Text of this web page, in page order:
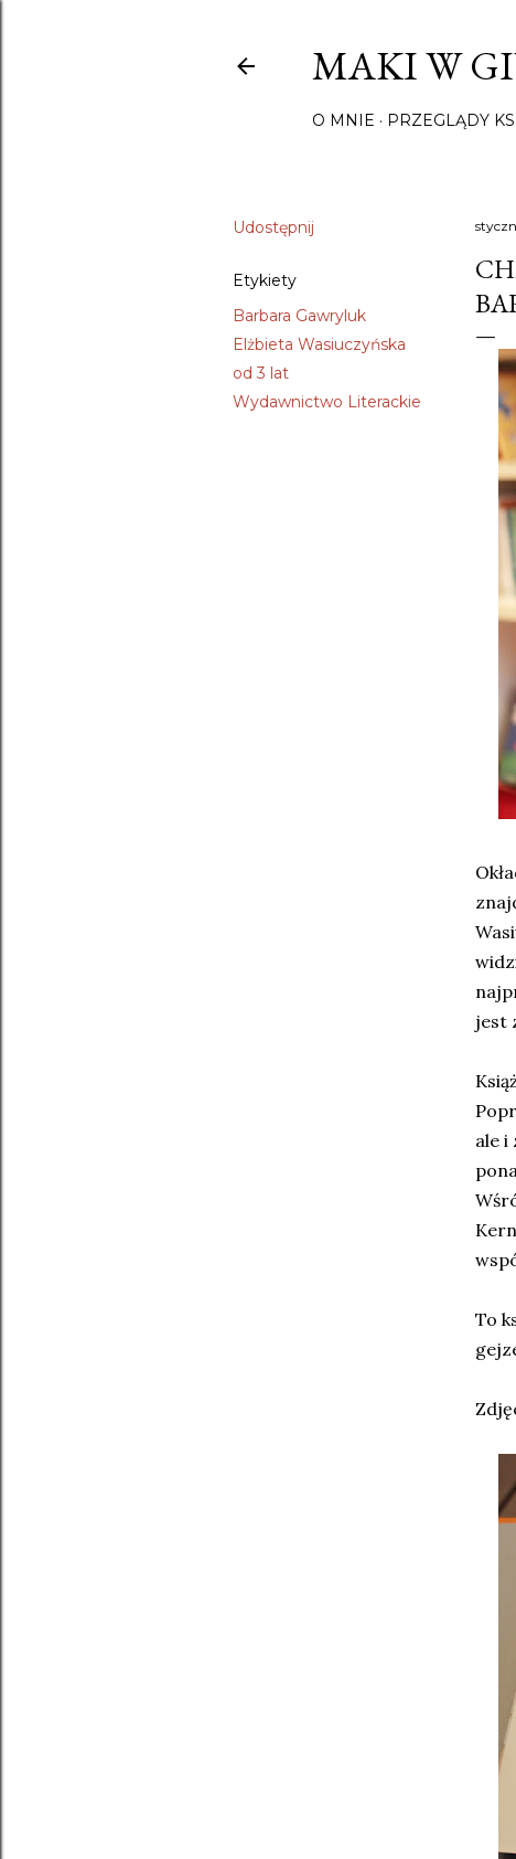
MAKI W
O MNIE PRZEGLĄDY
Udostępnij
Etykiety
Barbara Gawryluk
Elżbieta Wasiuczyńska
od 3 lat
Wydawnictwo Literackie
jest
ale i
To